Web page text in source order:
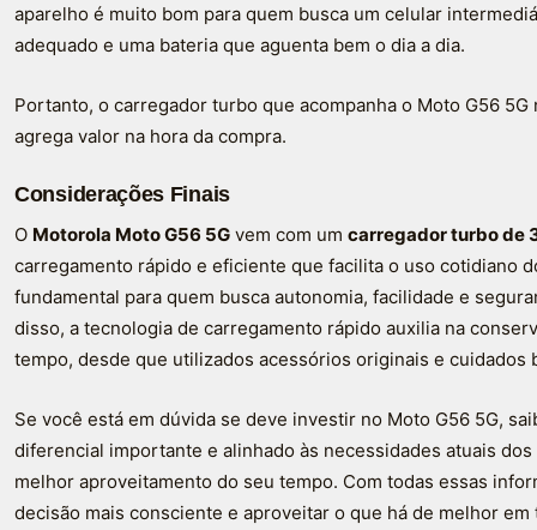
aparelho é muito bom para quem busca um celular
adequado e uma bateria que aguenta bem o dia a dia.
Portanto, o carregador turbo que acompanha o Moto G56
agrega valor na hora da compra.
Considerações Finais
O Motorola Moto G56 5G vem com um carregador turbo de
carregamento rápido e eficiente que facilita o uso cotidiano
fundamental para quem busca autonomia, facilidade e
disso, a tecnologia de carregamento rápido auxilia na
tempo, desde que utilizados acessórios originais e cuidados
Se você está em dúvida se deve investir no Moto G56 5G,
diferencial importante e alinhado às necessidades atuais
melhor aproveitamento do seu tempo. Com todas essas
decisão mais consciente e aproveitar o que há de melhor